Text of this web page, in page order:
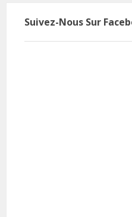
Suivez-Nous Sur